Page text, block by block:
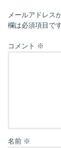
メールアドレス
欄は必須項目で
コメント ※
名前 ※